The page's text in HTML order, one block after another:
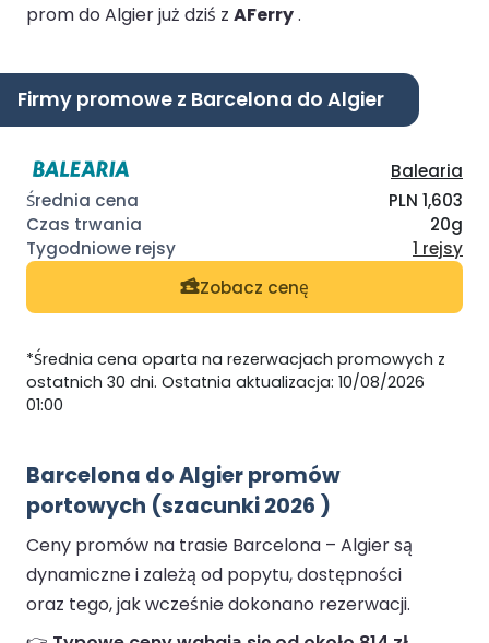
prom do Algier już dziś z AFerry.
Firmy promowe z Barcelona do Algier
Balearia
PLN 1,603
20g
1 rejsy
Zobacz cenę
*Średnia cena oparta na rezerwacjach promowych z
ostatnich 30 dni. Ostatnia aktualizacja: 10/08/2026
01:00
Barcelona do Algier promów
portowych (szacunki 2026 )
Ceny promów na trasie Barcelona – Algier są
dynamiczne i zależą od popytu, dostępności
oraz tego, jak wcześnie dokonano rezerwacji.